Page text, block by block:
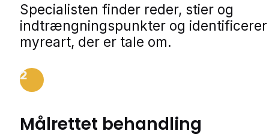
Specialisten finder reder, stier og
indtrængningspunkter og
myreart, der er tale om.
2
Målrettet behandling